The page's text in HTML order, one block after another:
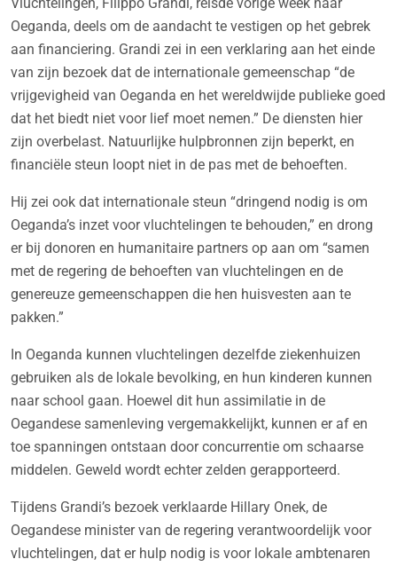
Oeganda, deels om de aandacht te vestigen op het gebrek
aan financiering. Grandi zei in een verklaring aan het einde
van zijn bezoek dat de internationale gemeenschap “de
vrijgevigheid van Oeganda en het wereldwijde publieke goed
dat het biedt niet voor lief moet nemen.” De diensten hier
zijn overbelast. Natuurlijke hulpbronnen zijn beperkt, en
financiële steun loopt niet in de pas met de behoeften.
Hij zei ook dat internationale steun “dringend nodig is om
Oeganda’s inzet voor vluchtelingen te behouden,” en drong
er bij donoren en humanitaire partners op aan om “samen
met de regering de behoeften van vluchtelingen en de
genereuze gemeenschappen die hen huisvesten aan te
pakken.”
In Oeganda kunnen vluchtelingen dezelfde ziekenhuizen
gebruiken als de lokale bevolking, en hun kinderen kunnen
naar school gaan. Hoewel dit hun assimilatie in de
Oegandese samenleving vergemakkelijkt, kunnen er af en
toe spanningen ontstaan door concurrentie om schaarse
middelen. Geweld wordt echter zelden gerapporteerd.
Tijdens Grandi’s bezoek verklaarde Hillary Onek, de
Oegandese minister van de regering verantwoordelijk voor
vluchtelingen, dat er hulp nodig is voor lokale ambtenaren